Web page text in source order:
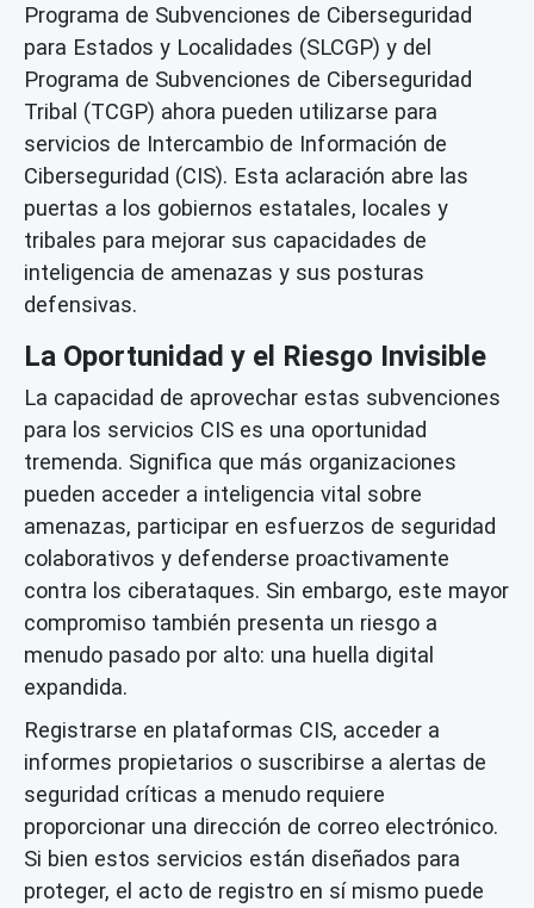
Programa de Subvenciones de Ciberseguridad
para Estados y Localidades (SLCGP) y del
Programa de Subvenciones de Ciberseguridad
Tribal (TCGP) ahora pueden utilizarse para
servicios de Intercambio de Información de
Ciberseguridad (CIS). Esta aclaración abre las
puertas a los gobiernos estatales, locales y
tribales para mejorar sus capacidades de
inteligencia de amenazas y sus posturas
defensivas.
La Oportunidad y el Riesgo Invisible
La capacidad de aprovechar estas subvenciones
para los servicios CIS es una oportunidad
tremenda. Significa que más organizaciones
pueden acceder a inteligencia vital sobre
amenazas, participar en esfuerzos de seguridad
colaborativos y defenderse proactivamente
contra los ciberataques. Sin embargo, este mayor
compromiso también presenta un riesgo a
menudo pasado por alto: una huella digital
expandida.
Registrarse en plataformas CIS, acceder a
informes propietarios o suscribirse a alertas de
seguridad críticas a menudo requiere
proporcionar una dirección de correo electrónico.
Si bien estos servicios están diseñados para
proteger, el acto de registro en sí mismo puede